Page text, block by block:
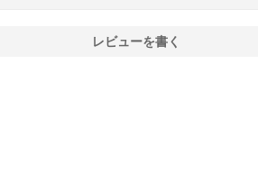
レビューを書く